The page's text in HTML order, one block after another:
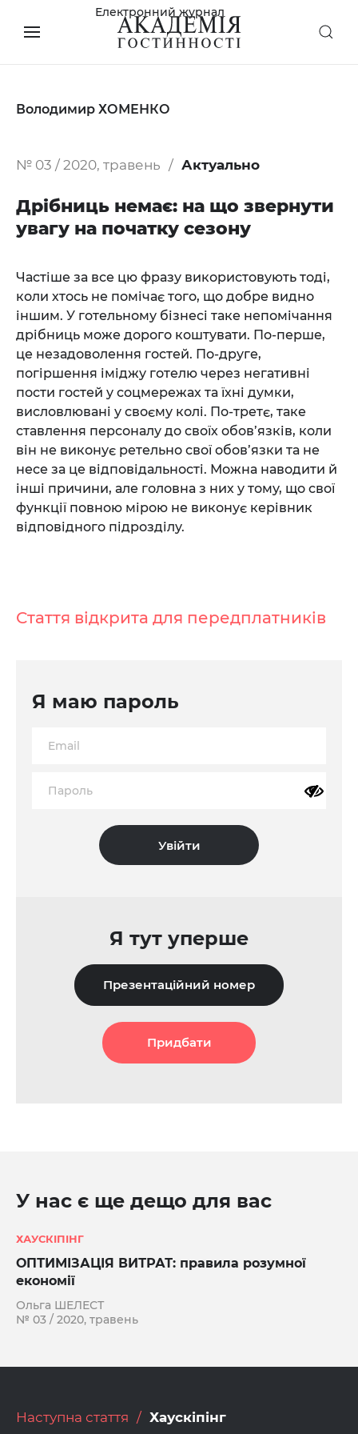
Електронний журнал
Володимир ХОМЕНКО
№ 03 / 2020, травень Актуально
Дрібниць немає: на що звернути
увагу на початку сезону
Частіше за все цю фразу використовують тоді,
коли хтось не помічає того, що добре видно
іншим. У готельному бізнесі таке непомічання
дрібниць може дорого коштувати. По-перше,
це незадоволення гостей. По-друге,
погіршення іміджу готелю через негативні
пости гостей у соцмережах та їхні думки,
висловлювані у своєму колі. По-третє, таке
ставлення персоналу до своїх обов’язків, коли
він не виконує ретельно свої обов’язки та не
несе за це відповідальності. Можна наводити й
інші причини, але головна з них у тому, що свої
функції повною мірою не виконує керівник
відповідного підрозділу.
Стаття відкрита для передплатників
Я маю пароль
Я тут уперше
Презентаційний номер
Придбати
У нас є ще дещо для вас
ХАУСКІПІНГ
ОПТИМІЗАЦІЯ ВИТРАТ: правила розумної
економії
Ольга ШЕЛЕСТ
№ 03 / 2020, травень
Наступна стаття Хаускіпінг